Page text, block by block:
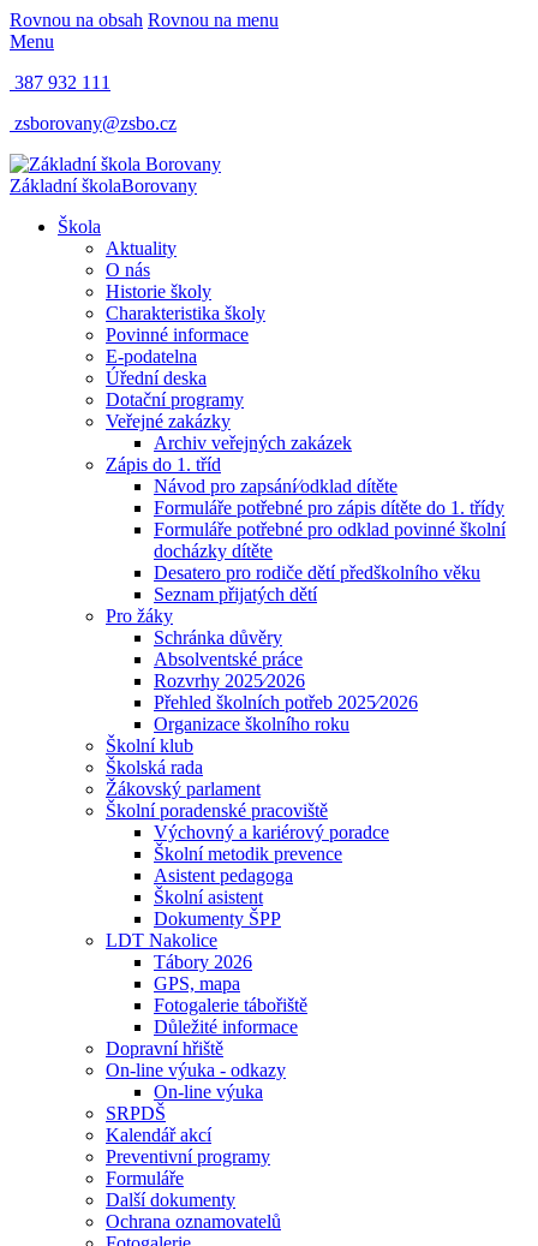
Rovnou na obsah Rovnou na menu
Menu
387 932 111
zsborovany@zsbo.cz
Základní školaBorovany
Škola
Aktuality
O nás
Historie školy
Charakteristika školy
Povinné informace
E-podatelna
Úřední deska
Dotační programy
Veřejné zakázky
Archiv veřejných zakázek
Zápis do 1. tříd
Návod pro zapsání⁄odklad dítěte
Formuláře potřebné pro zápis dítěte do 1. třídy
Formuláře potřebné pro odklad povinné školní
docházky dítěte
Desatero pro rodiče dětí předškolního věku
Seznam přijatých dětí
Pro žáky
Schránka důvěry
Absolventské práce
Rozvrhy 2025⁄2026
Přehled školních potřeb 2025⁄2026
Organizace školního roku
Školní klub
Školská rada
Žákovský parlament
Školní poradenské pracoviště
Výchovný a kariérový poradce
Školní metodik prevence
Asistent pedagoga
Školní asistent
Dokumenty ŠPP
LDT Nakolice
Tábory 2026
GPS, mapa
Fotogalerie tábořiště
Důležité informace
Dopravní hřiště
On-line výuka - odkazy
On-line výuka
SRPDŠ
Kalendář akcí
Preventivní programy
Formuláře
Další dokumenty
Ochrana oznamovatelů